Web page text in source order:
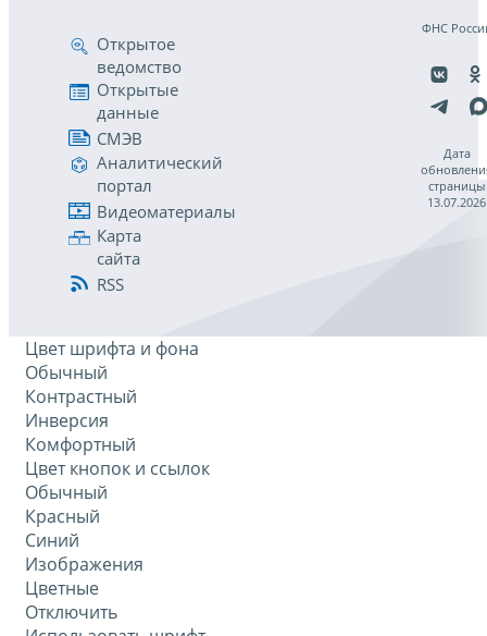
Открытое
ведомство
Открытые
данные
СМЭВ
Аналитический
портал
Видеоматериалы
Карта
сайта
RSS
ФНС
Дата
страницы
13.07.2026
Цвет шрифта и фона
Обычный
Контрастный
Инверсия
Комфортный
Цвет кнопок и ссылок
Обычный
Красный
Синий
Изображения
Цветные
Отключить